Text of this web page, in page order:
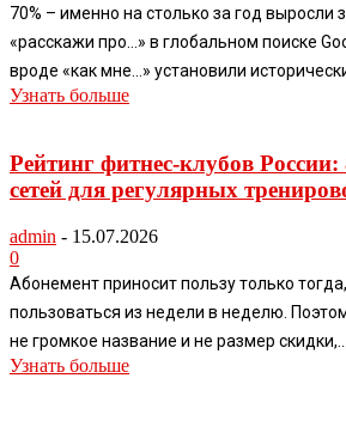
70% – именно на столько за год выросли
«расскажи про…» в глобальном поиске
вроде «как мне…» установили
Узнать больше
Рейтинг фитнес-клубов
сетей для регулярных
admin - 15.07.2026
0
Абонемент приносит пользу только
пользоваться из недели в неделю.
не громкое название и не размер скидки,...
Узнать больше